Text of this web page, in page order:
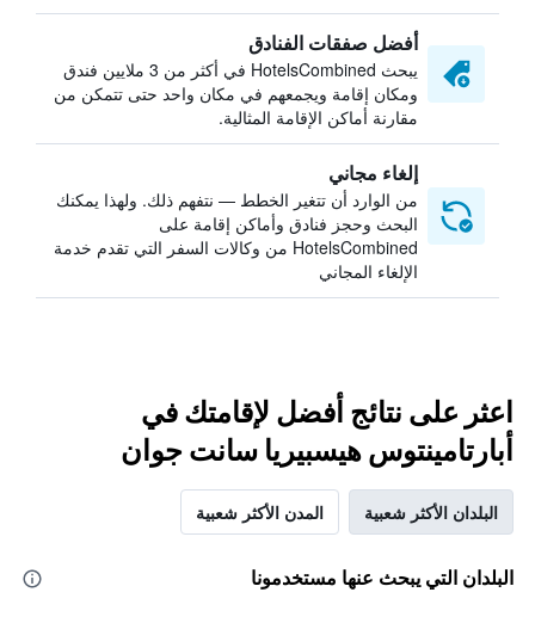
أفضل صفقات الفنادق
يبحث HotelsCombined في أكثر من 3 ملايين فندق
ومكان إقامة ويجمعهم في مكان واحد حتى تتمكن من
مقارنة أماكن الإقامة المثالية.
إلغاء مجاني
من الوارد أن تتغير الخطط — نتفهم ذلك. ولهذا يمكنك
البحث وحجز فنادق وأماكن إقامة على
HotelsCombined من وكالات السفر التي تقدم خدمة
الإلغاء المجاني
اعثر على نتائج أفضل لإقامتك في
أبارتامينتوس هيسبيريا سانت جوان
البلدان الأكثر شعبية المدن الأكثر شعبية
البلدان التي يبحث عنها مستخدمونا